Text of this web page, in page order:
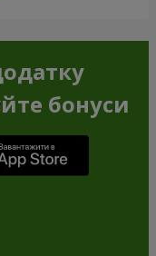
бонуси